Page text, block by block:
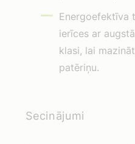
Energoefektīva
ierīces ar
klasi, lai
patēriņu.
Secinājumi